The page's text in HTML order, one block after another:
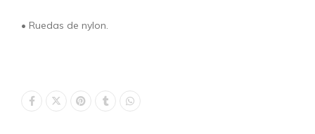
• Ruedas de nylon.